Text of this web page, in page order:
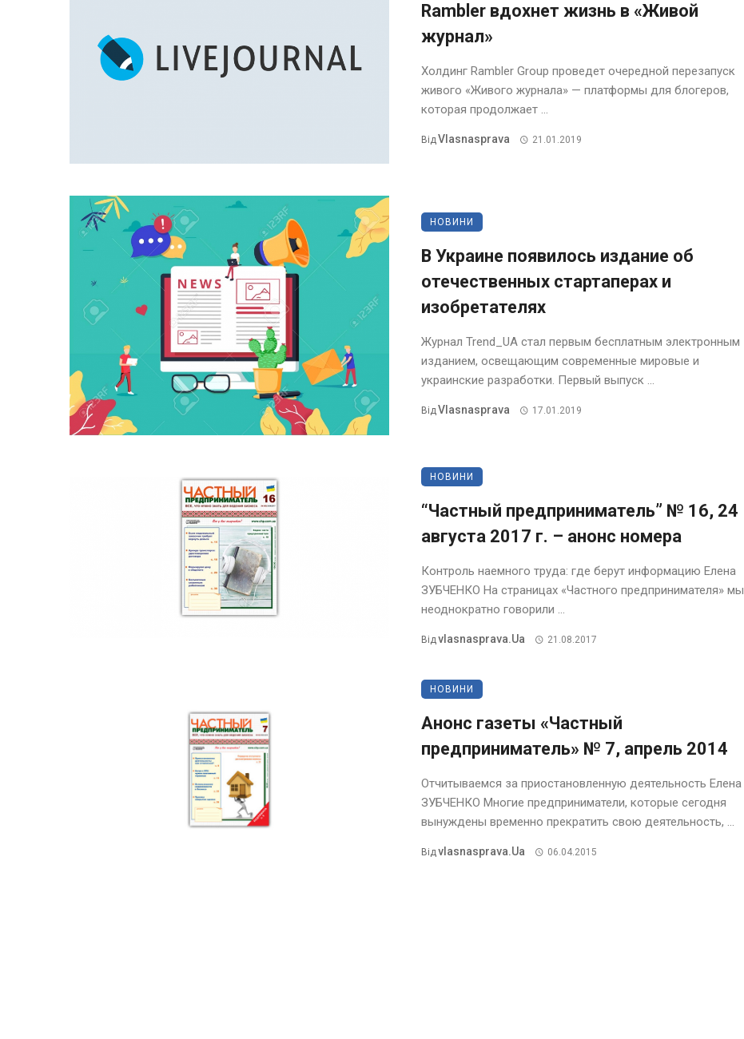
Rambler вдохнет жизнь в «Живой
журнал»
Холдинг Rambler Group проведет очередной перезапуск
живого «Живого журнала» — платформы для блогеров,
которая продолжает ...
ВідVlasnasprava 21.01.2019
НОВИНИ
В Украине появилось издание об
отечественных стартаперах и
изобретателях
Журнал Trend_UA стал первым бесплатным электронным
изданием, освещающим современные мировые и
украинские разработки. Первый выпуск ...
ВідVlasnasprava 17.01.2019
НОВИНИ
“Частный предприниматель” № 16, 24
августа 2017 г. – анонс номера
Контроль наемного труда: где берут информацию Елена
ЗУБЧЕНКО На страницах «Частного предпринимателя» мы
неоднократно говорили ...
ВідVlasnasprava.ua 21.08.2017
НОВИНИ
Анонс газеты «Частный
предприниматель» № 7, апрель 2014
Отчитываемся за приостановленную деятельность Елена
ЗУБЧЕНКО Многие предприниматели, которые сегодня
вынуждены временно прекратить свою деятельность, ...
ВідVlasnasprava.ua 06.04.2015